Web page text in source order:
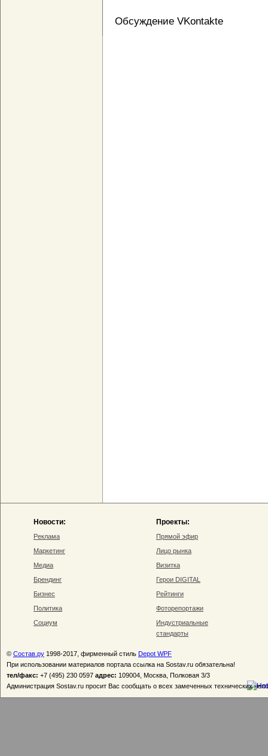
Обсуждение VKontakte
Новости:
Реклама
Маркетинг
Медиа
Брендинг
Бизнес
Политика
Социум
Проекты:
Прямой эфир
Лицо рынка
Визитка
Герои DIGITAL
Рейтинги
Фоторепортажи
Индустриальные
стандарты
© Состав.ру 1998-2017, фирменный стиль Depot WPF
При использовании материалов портала ссылка на Sostav.ru обязательна!
тел/факс: +7 (495) 230 0597 адрес: 109004, Москва, Полковая 3/3
Администрация Sostav.ru просит Вас сообщать о всех замеченных технических